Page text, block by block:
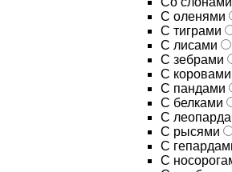
С оленями
С тиграми
С лисами
С зебрами
С коровами
С пандами
С белками
С
С рысями
С
С